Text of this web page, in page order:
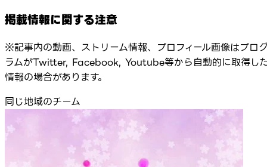
掲載情報に関する注意
※記事内の動画、ストリーム情報、プロフィール画像はプロ
ラムがTwitter, Facebook, Youtube等から自動的に取得し
情報の場合があります。
同じ地域のチーム